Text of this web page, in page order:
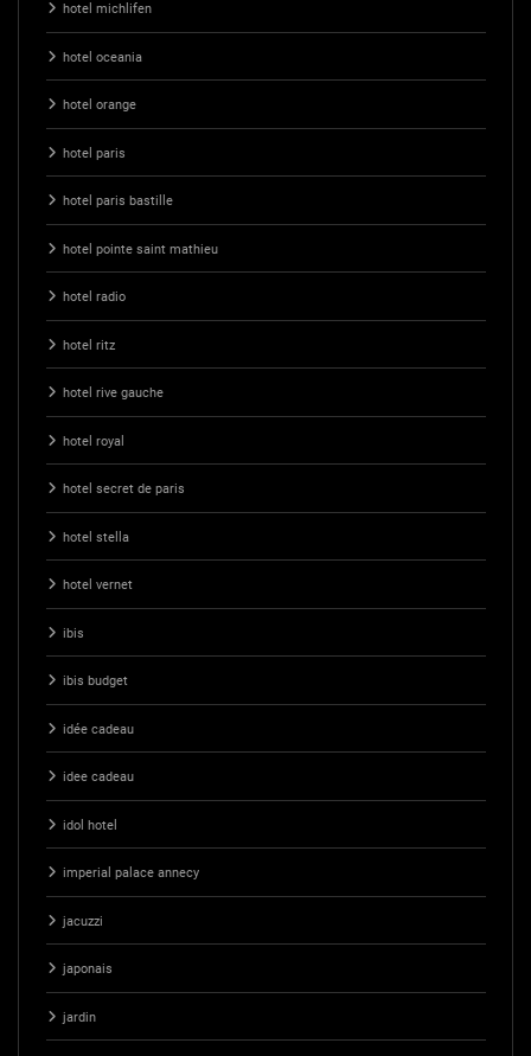
hotel michlifen
hotel oceania
hotel orange
hotel paris
hotel paris bastille
hotel pointe saint mathieu
hotel radio
hotel ritz
hotel rive gauche
hotel royal
hotel secret de paris
hotel stella
hotel vernet
ibis
ibis budget
idée cadeau
idee cadeau
idol hotel
imperial palace annecy
jacuzzi
japonais
jardin